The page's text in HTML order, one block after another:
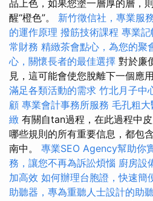
品上色，如果您塗一層厚的層，
醒“橙色”。 新竹徵信社，專業服
的運作原理 撥筋技術課程 專業記
常財務 精緻茶會點心，為您的聚
心，關懷長者的最佳選擇 對於廉
見，這可能會使您脫離下一個應
滿足各類活動的需求 竹北月子中
顧 專業會計事務所服務 毛孔粗
緻 有關自tan過程，在此過程中
哪些規則的所有重要信息，都包
南中。 專業SEO Agency幫助你
務，讓您不再為訴訟煩惱 廚房設
加高效 如何辦理台胞證，快速簡
助聽器，專為重聽人士設計的助